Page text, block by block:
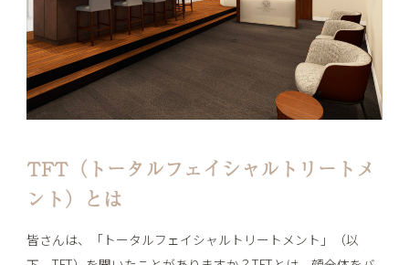
TFT（トータルフェイシャルトリートメ
ント）とは
皆さんは、「トータルフェイシャルトリートメント」（以